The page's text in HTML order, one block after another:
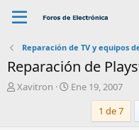
Reparación de TV y equipos
Reparación de
A
Xavitron
F
Ene 19, 2007
1 de 7